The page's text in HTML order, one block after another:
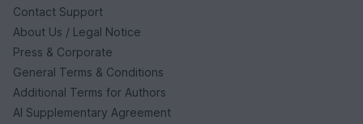
Contact Support
About Us / Legal Notice
Press & Corporate
General Terms & Conditions
Additional Terms for Authors
AI Supplementary Agreement